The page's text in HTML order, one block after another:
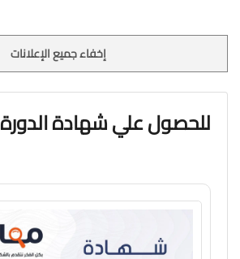
إخفاء جميع الإعلانات
للحصول علي شهادة الدورة